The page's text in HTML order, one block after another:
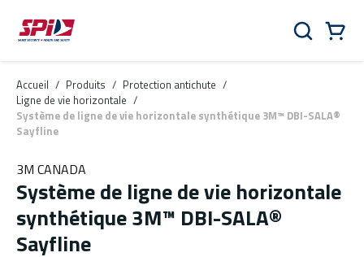
Aller au contenu principal
Skip to menu
Skip to footer
Rechercher
Accueil / Produits / Protection antichute /
Ligne de vie horizontale /
Système de ligne de vie horizontale synthétique 3M™ DBI-SALA®
Sayfline
3M CANADA
Système de ligne de vie horizontale
synthétique 3M™ DBI-SALA®
Sayfline